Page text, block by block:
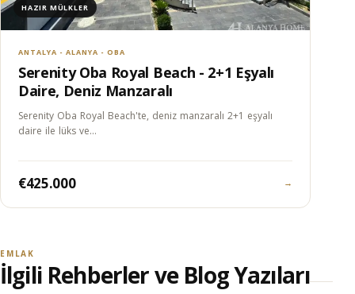
HAZIR MÜLKLER
ANTALYA - ALANYA - OBA
Serenity Oba Royal Beach - 2+1 Eşyalı
Daire, Deniz Manzaralı
Serenity Oba Royal Beach'te, deniz manzaralı 2+1 eşyalı
daire ile lüks ve…
€425.000 →
EMLAK
İlgili Rehberler ve Blog Yazıları